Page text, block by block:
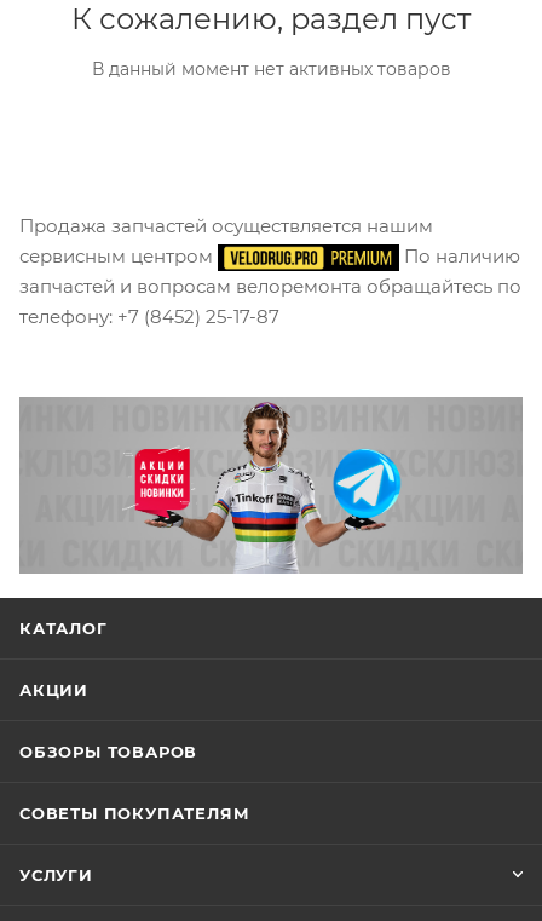
К сожалению, раздел пуст
В данный момент нет активных товаров
Продажа запчастей осуществляется нашим
сервисным центром
По наличию
запчастей и вопросам велоремонта обращайтесь по
телефону: +7 (8452) 25-17-87
КАТАЛОГ
АКЦИИ
ОБЗОРЫ ТОВАРОВ
СОВЕТЫ ПОКУПАТЕЛЯМ
УСЛУГИ